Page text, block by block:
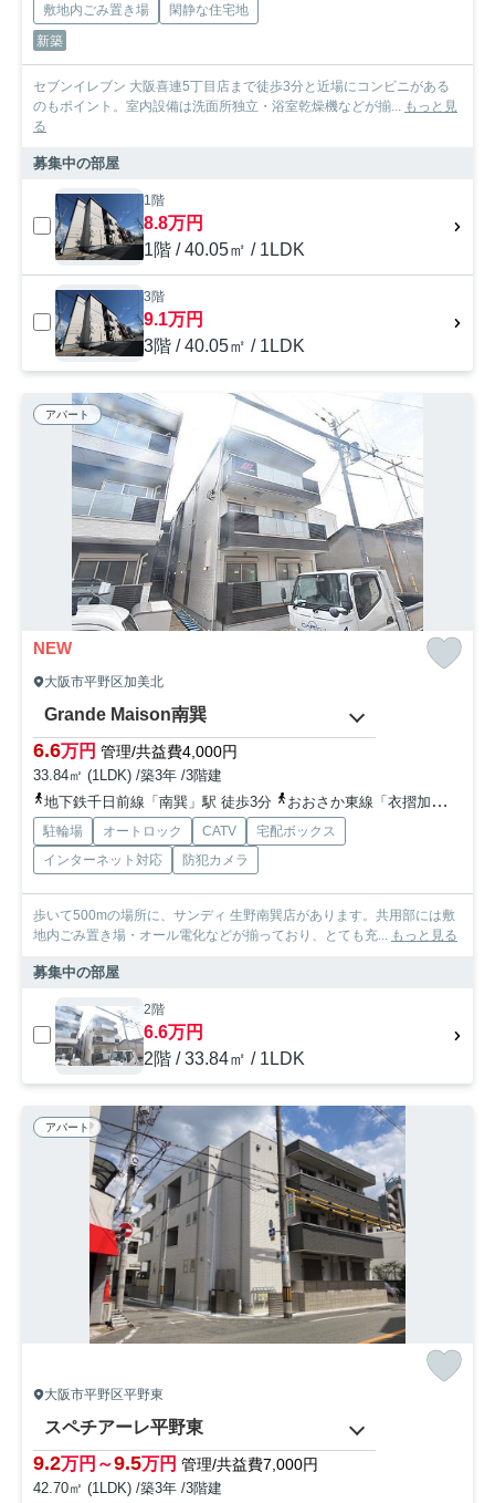
敷地内ごみ置き場
閑静な住宅地
新築
セブンイレブン 大阪喜連5丁目店まで徒歩3分と近場にコンビニがある
のもポイント。室内設備は洗面所独立・浴室乾燥機などが揃...
もっと見
る
募集中の部屋
1階
8.8万円
1階 / 40.05㎡ / 1LDK
3階
9.1万円
3階 / 40.05㎡ / 1LDK
アパート
NEW
大阪市平野区加美北
Grande Maison南巽
6.6万円 管理/共益費4,000円
33.84㎡ (1LDK) /築3年 /3階建
地下鉄千日前線「南巽」駅 徒歩3分
おおさか東線「衣摺加美北」駅 徒歩19分
駐輪場 オートロック CATV
宅配ボックス
インターネット対応
防犯カメラ
歩いて500mの場所に、サンディ 生野南巽店があります。共用部には敷
地内ごみ置き場・オール電化などが揃っており、とても充...
もっと見る
募集中の部屋
2階
6.6万円
2階 / 33.84㎡ / 1LDK
アパート
大阪市平野区平野東
スペチアーレ平野東
9.2万円～9.5万円 管理/共益費7,000円
42.70㎡ (1LDK) /築3年 /3階建